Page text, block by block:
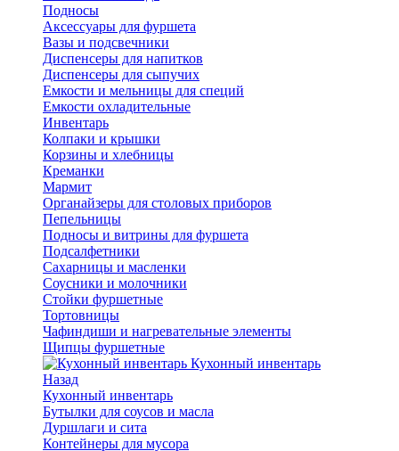
Подносы
Аксессуары для фуршета
Вазы и подсвечники
Диспенсеры для напитков
Диспенсеры для сыпучих
Емкости и мельницы для специй
Емкости охладительные
Инвентарь
Колпаки и крышки
Корзины и хлебницы
Креманки
Мармит
Органайзеры для столовых приборов
Пепельницы
Подносы и витрины для фуршета
Подсалфетники
Сахарницы и масленки
Соусники и молочники
Стойки фуршетные
Тортовницы
Чафиндиши и нагревательные элементы
Щипцы фуршетные
Кухонный инвентарь
Назад
Кухонный инвентарь
Бутылки для соусов и масла
Дуршлаги и сита
Контейнеры для мусора